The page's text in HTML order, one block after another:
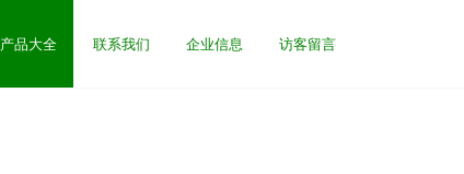
产品大全 联系我们 企业信息 访客留言